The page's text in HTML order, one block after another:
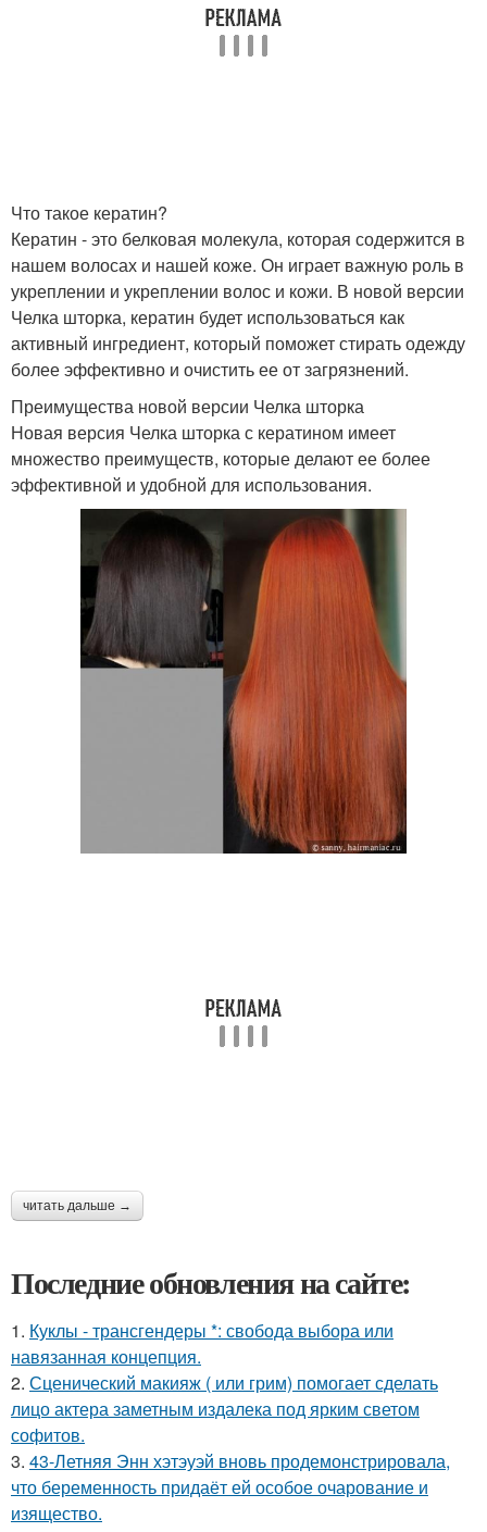
Что такое кератин?
Кератин - это белковая молекула, которая содержится в
нашем волосах и нашей коже. Он играет важную роль в
укреплении и укреплении волос и кожи. В новой версии
Челка шторка, кератин будет использоваться как
активный ингредиент, который поможет стирать одежду
более эффективно и очистить ее от загрязнений.
Преимущества новой версии Челка шторка
Новая версия Челка шторка с кератином имеет
множество преимуществ, которые делают ее более
эффективной и удобной для использования.
читать дальше →
Последние обновления на сайте:
1. Куклы - трансгендеры *: свобода выбора или
навязанная концепция.
2. Сценический макияж ( или грим) помогает сделать
лицо актера заметным издалека под ярким светом
софитов.
3. 43-Летняя Энн хэтэуэй вновь продемонстрировала,
что беременность придаёт ей особое очарование и
изящество.